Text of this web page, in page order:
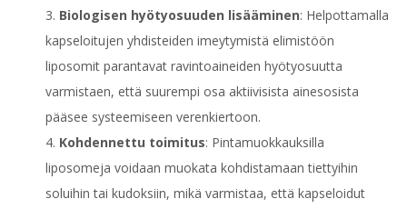
Biologisen hyötyosuuden lisääminen: Helpottamalla
kapseloitujen yhdisteiden imeytymistä elimistöön
liposomit parantavat ravintoaineiden hyötyosuutta
varmistaen, että suurempi osa aktiivisista ainesosista
pääsee systeemiseen verenkiertoon.
Kohdennettu toimitus: Pintamuokkauksilla
liposomeja voidaan muokata kohdistamaan tiettyihin
soluihin tai kudoksiin, mikä varmistaa, että kapseloidut